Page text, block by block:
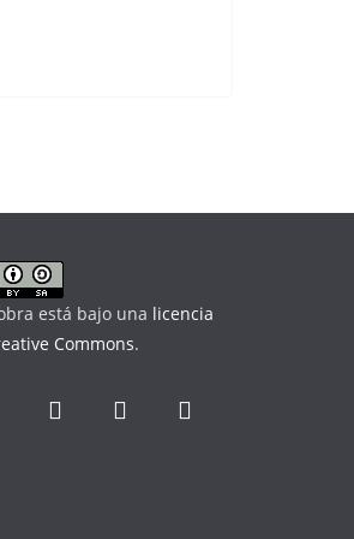
está bajo una licencia
Commons.